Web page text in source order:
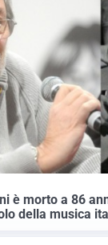
è morto a 86
della musica